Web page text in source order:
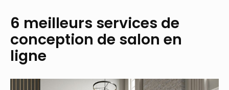
6 meilleurs services de
conception de salon en
ligne